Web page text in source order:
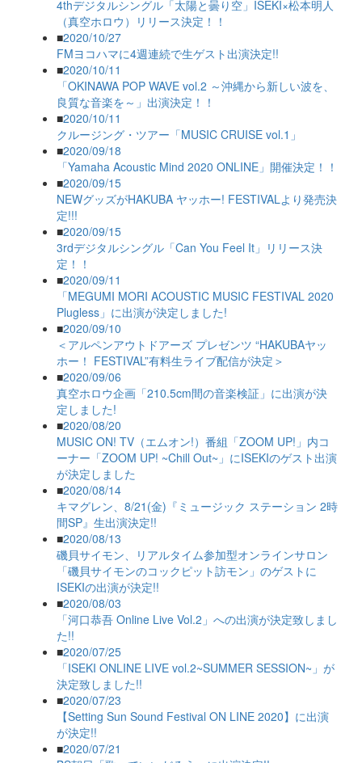
4thデジタルシングル「太陽と曇り空」ISEKI×松本明人
（真空ホロウ）リリース決定！！
■2020/10/27
FMヨコハマに4週連続で生ゲスト出演決定!!
■2020/10/11
「OKINAWA POP WAVE vol.2 ～沖縄から新しい波を、
良質な音楽を～」出演決定！！
■2020/10/11
クルージング・ツアー「MUSIC CRUISE vol.1」
■2020/09/18
「Yamaha Acoustic Mind 2020 ONLINE」開催決定！！
■2020/09/15
NEWグッズがHAKUBA ヤッホー! FESTIVALより発売決
定!!!
■2020/09/15
3rdデジタルシングル「Can You Feel It」リリース決
定！！
■2020/09/11
「MEGUMI MORI ACOUSTIC MUSIC FESTIVAL 2020
Plugless」に出演が決定しました!
■2020/09/10
＜アルペンアウトドアーズ プレゼンツ “HAKUBAヤッ
ホー！ FESTIVAL”有料生ライブ配信が決定＞
■2020/09/06
真空ホロウ企画「210.5cm間の音楽検証」に出演が決
定しました!
■2020/08/20
MUSIC ON! TV（エムオン!）番組「ZOOM UP!」内コ
ーナー「ZOOM UP! ~Chill Out~」にISEKIのゲスト出演
が決定しました
■2020/08/14
キマグレン、8/21(金)『ミュージック ステーション 2時
間SP』生出演決定!!
■2020/08/13
磯貝サイモン、リアルタイム参加型オンラインサロン
「磯貝サイモンのコックピット訪モン」のゲストに
ISEKIの出演が決定!!
■2020/08/03
「河口恭吾 Online Live Vol.2」への出演が決定致しまし
た!!
■2020/07/25
「ISEKI ONLINE LIVE vol.2~SUMMER SESSION~」が
決定致しました!!
■2020/07/23
【Setting Sun Sound Festival ON LINE 2020】に出演
が決定!!
■2020/07/21